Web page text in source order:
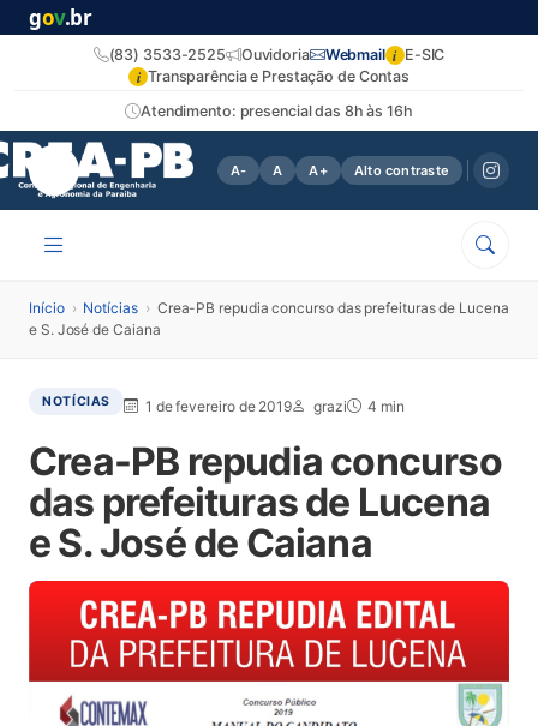
gov.br
Atendimento: presencial das 8h às 16h
(83) 3533-2525 Ouvidoria Webmail i E-SIC
i Transparência e Prestação de Contas
A- A A+ Alto contraste
Início › Notícias › Crea-PB repudia concurso das prefeituras de Lucena
e S. José de Caiana
NOTÍCIAS 1 de fevereiro de 2019 grazi 4 min
Crea-PB repudia concurso
das prefeituras de Lucena
e S. José de Caiana